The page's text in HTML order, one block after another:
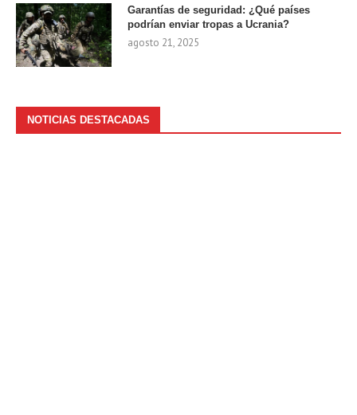
Garantías de seguridad: ¿Qué países
podrían enviar tropas a Ucrania?
agosto 21, 2025
NOTICIAS DESTACADAS